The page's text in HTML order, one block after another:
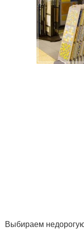
Выбираем